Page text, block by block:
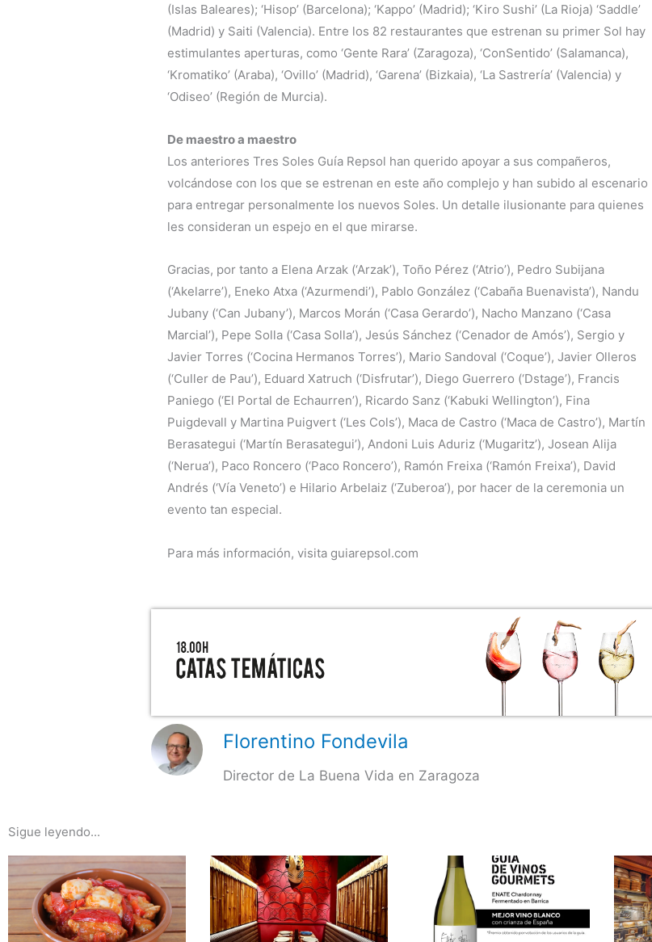
(Islas Baleares); ‘Hisop’ (Barcelona); ‘Kappo’ (Madrid); ‘Kiro Sushi’ (La Rioja) ‘Saddle’
(Madrid) y Saiti (Valencia). Entre los 82 restaurantes que estrenan su primer Sol hay
estimulantes aperturas, como ‘Gente Rara’ (Zaragoza), ‘ConSentido’ (Salamanca),
‘Kromatiko’ (Araba), ‘Ovillo’ (Madrid), ‘Garena’ (Bizkaia), ‘La Sastrería’ (Valencia) y
‘Odiseo’ (Región de Murcia).
De maestro a maestro
Los anteriores Tres Soles Guía Repsol han querido apoyar a sus compañeros,
volcándose con los que se estrenan en este año complejo y han subido al escenario
para entregar personalmente los nuevos Soles. Un detalle ilusionante para quienes
les consideran un espejo en el que mirarse.
Gracias, por tanto a Elena Arzak (‘Arzak’), Toño Pérez (‘Atrio’), Pedro Subijana
(‘Akelarre’), Eneko Atxa (‘Azurmendi’), Pablo González (‘Cabaña Buenavista’), Nandu
Jubany (‘Can Jubany’), Marcos Morán (‘Casa Gerardo’), Nacho Manzano (‘Casa
Marcial’), Pepe Solla (‘Casa Solla’), Jesús Sánchez (‘Cenador de Amós’), Sergio y
Javier Torres (‘Cocina Hermanos Torres’), Mario Sandoval (‘Coque’), Javier Olleros
(‘Culler de Pau’), Eduard Xatruch (‘Disfrutar’), Diego Guerrero (‘Dstage’), Francis
Paniego (‘El Portal de Echaurren’), Ricardo Sanz (‘Kabuki Wellington’), Fina
Puigdevall y Martina Puigvert (‘Les Cols’), Maca de Castro (‘Maca de Castro’), Martín
Berasategui (‘Martín Berasategui’), Andoni Luis Aduriz (‘Mugaritz’), Josean Alija
(‘Nerua’), Paco Roncero (‘Paco Roncero’), Ramón Freixa (‘Ramón Freixa’), David
Andrés (‘Vía Veneto’) e Hilario Arbelaiz (‘Zuberoa’), por hacer de la ceremonia un
evento tan especial.
Para más información, visita guiarepsol.com
Florentino Fondevila
Director de La Buena Vida en Zaragoza
Sigue leyendo...